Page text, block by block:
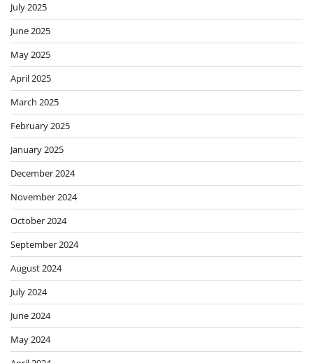
July 2025
June 2025
May 2025
April 2025
March 2025
February 2025
January 2025
December 2024
November 2024
October 2024
September 2024
August 2024
July 2024
June 2024
May 2024